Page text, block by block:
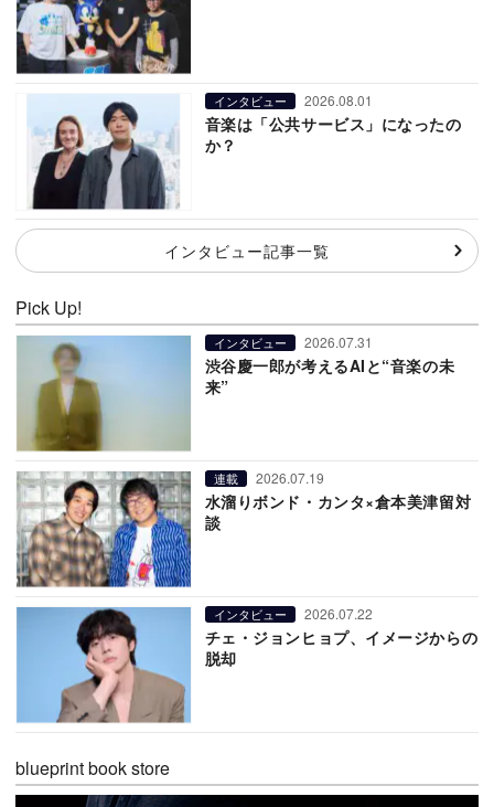
インタビュー 2026.08.01
音楽は「公共サービス」になったの
か？
インタビュー記事一覧
Pick Up!
インタビュー 2026.07.31
渋谷慶一郎が考えるAIと“音楽の未
来”
連載 2026.07.19
水溜りボンド・カンタ×倉本美津留対
談
インタビュー 2026.07.22
チェ・ジョンヒョプ、イメージからの
脱却
blueprint book store